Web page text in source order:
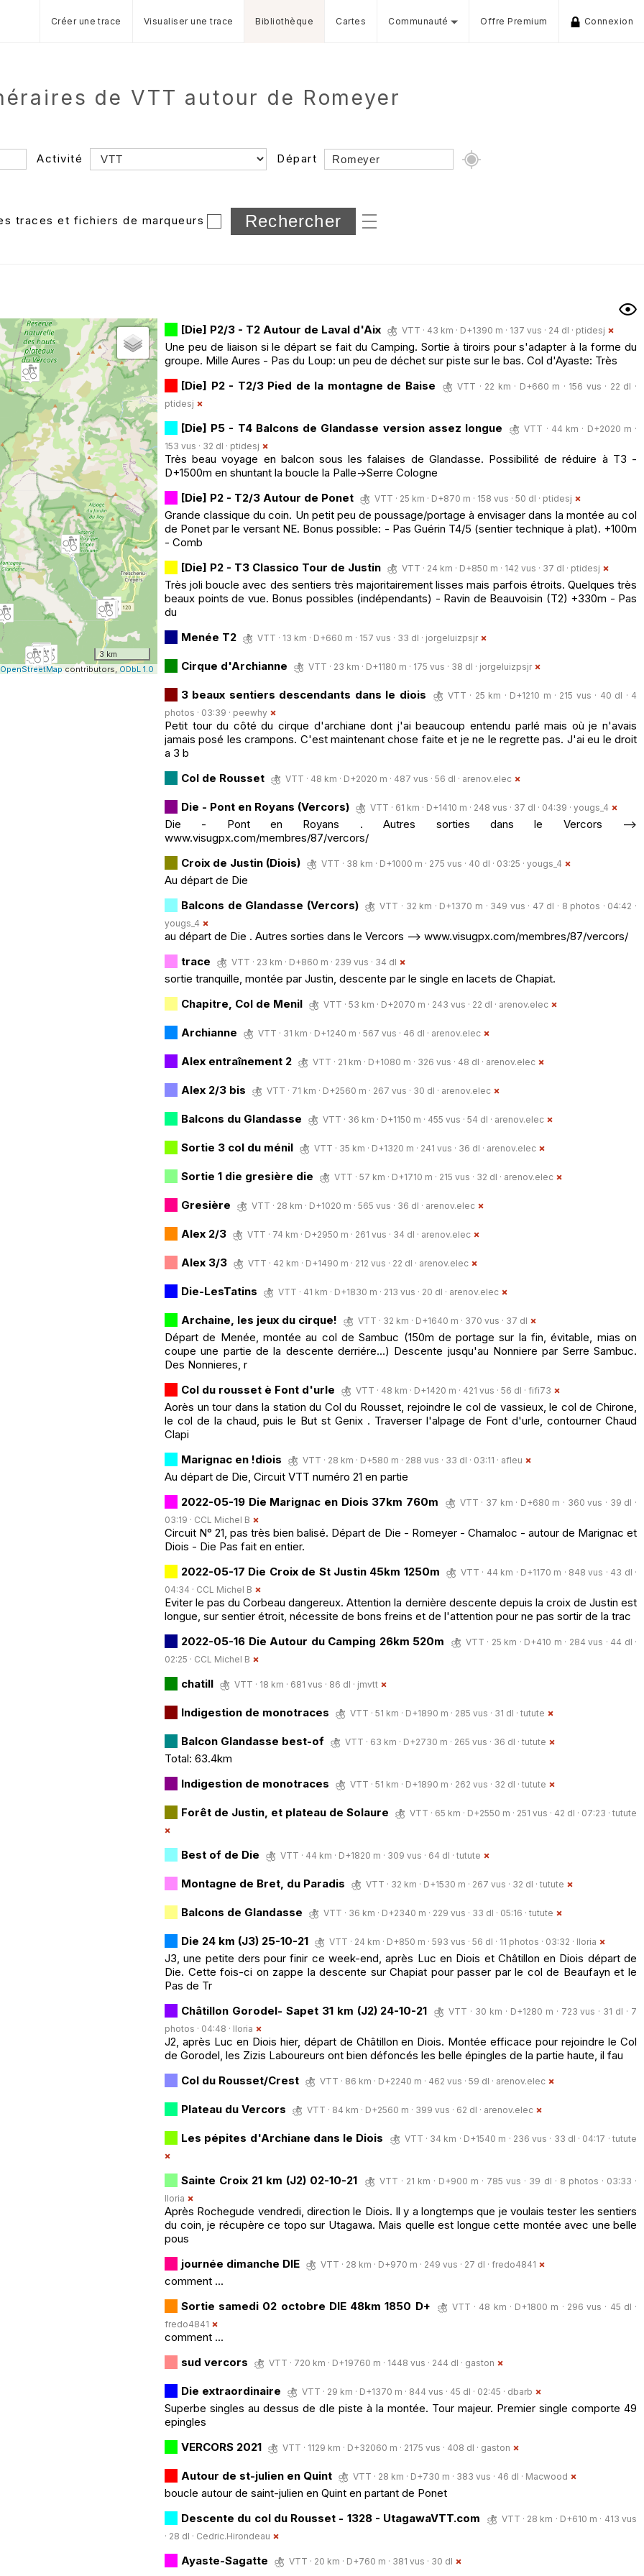
Créer une trace Visualiser une trace Bibliothèque Cartes Communauté Offre Premium Connexion
de VTT autour de Romeyer
Activité Départ
Dossier
et sous-dossiers
traces et fichiers de marqueurs
3 km
OpenStreetMapcontributors, ODbL 1.0
[Die] P2/3 - T2 Autour de Laval d'Aix VTT · 43 km · D+1390 m · 137 vus · 24 dl · ptidesj
Une peu de liaison si le départ se fait du Camping. Sortie à tiroirs pour s'adapter à la forme du
groupe. Mille Aures - Pas du Loup: un peu de déchet sur piste sur le bas. Col d'Ayaste: Très
[Die] P2 - T2/3 Pied de la montagne de Baise
VTT · 22 km · D+660 m · 156 vus · 22 dl ·
ptidesj
[Die] P5 - T4 Balcons de Glandasse version assez longue
VTT · 44 km · D+2020 m ·
153 vus · 32 dl · ptidesj
Très beau voyage en balcon sous les falaises de Glandasse. Possibilité de réduire à T3 -
D+1500m en shuntant la boucle la Palle->Serre Cologne
[Die] P2 - T2/3 Autour de Ponet
VTT · 25 km · D+870 m · 158 vus · 50 dl · ptidesj
Grande classique du coin. Un petit peu de poussage/portage à envisager dans la montée au col
de Ponet par le versant NE. Bonus possible: - Pas Guérin T4/5 (sentier technique à plat). +100m
- Comb
[Die] P2 - T3 Classico Tour de Justin
VTT · 24 km · D+850 m · 142 vus · 37 dl · ptidesj
Très joli boucle avec des sentiers très majoritairement lisses mais parfois étroits. Quelques très
beaux points de vue. Bonus possibles (indépendants) - Ravin de Beauvoisin (T2) +330m - Pas
du
Menée T2
VTT · 13 km · D+660 m · 157 vus · 33 dl · jorgeluizpsjr
Cirque d'Archianne VTT · 23 km · D+1180 m · 175 vus · 38 dl · jorgeluizpsjr
3 beaux sentiers descendants dans le diois
VTT · 25 km · D+1210 m · 215 vus · 40 dl · 4
photos · 03:39 · peewhy
Petit tour du côté du cirque d'archiane dont j'ai beaucoup entendu parlé mais où je n'avais
jamais posé les crampons. C'est maintenant chose faite et je ne le regrette pas. J'ai eu le droit
a 3 b
Col de Rousset
VTT · 48 km · D+2020 m · 487 vus · 56 dl · arenov.elec
Die - Pont en Royans (Vercors) VTT · 61 km · D+1410 m · 248 vus · 37 dl · 04:39 · yougs_4
Die - Pont en Royans . Autres sorties dans le Vercors -->
www.visugpx.com/membres/87/vercors/
Croix de Justin (Diois)
VTT · 38 km · D+1000 m · 275 vus · 40 dl · 03:25 · yougs_4
Au départ de Die
Balcons de Glandasse (Vercors)
VTT · 32 km · D+1370 m · 349 vus · 47 dl · 8 photos · 04:42 ·
yougs_4
au départ de Die . Autres sorties dans le Vercors --> www.visugpx.com/membres/87/vercors/
trace
VTT · 23 km · D+860 m · 239 vus · 34 dl
sortie tranquille, montée par Justin, descente par le single en lacets de Chapiat.
Chapitre, Col de Menil
VTT · 53 km · D+2070 m · 243 vus · 22 dl · arenov.elec
Archianne VTT · 31 km · D+1240 m · 567 vus · 46 dl · arenov.elec
Alex entraînement 2 VTT · 21 km · D+1080 m · 326 vus · 48 dl · arenov.elec
Alex 2/3 bis VTT · 71 km · D+2560 m · 267 vus · 30 dl · arenov.elec
Balcons du Glandasse VTT · 36 km · D+1150 m · 455 vus · 54 dl · arenov.elec
Sortie 3 col du ménil VTT · 35 km · D+1320 m · 241 vus · 36 dl · arenov.elec
Sortie 1 die gresière die VTT · 57 km · D+1710 m · 215 vus · 32 dl · arenov.elec
Gresière VTT · 28 km · D+1020 m · 565 vus · 36 dl · arenov.elec
Alex 2/3 VTT · 74 km · D+2950 m · 261 vus · 34 dl · arenov.elec
Alex 3/3 VTT · 42 km · D+1490 m · 212 vus · 22 dl · arenov.elec
Die-LesTatins VTT · 41 km · D+1830 m · 213 vus · 20 dl · arenov.elec
Archaine, les jeux du cirque! VTT · 32 km · D+1640 m · 370 vus · 37 dl
Départ de Menée, montée au col de Sambuc (150m de portage sur la fin, évitable, mias on
coupe une partie de la descente derriére...) Descente jusqu'au Nonniere par Serre Sambuc.
Des Nonnieres, r
Col du rousset è Font d'urle
VTT · 48 km · D+1420 m · 421 vus · 56 dl · fifi73
Aorès un tour dans la station du Col du Rousset, rejoindre le col de vassieux, le col de Chirone,
le col de la chaud, puis le But st Genix . Traverser l'alpage de Font d'urle, contourner Chaud
Clapi
Marignac en !diois
VTT · 28 km · D+580 m · 288 vus · 33 dl · 03:11 · afleu
Au départ de Die, Circuit VTT numéro 21 en partie
2022-05-19 Die Marignac en Diois 37km 760m
VTT · 37 km · D+680 m · 360 vus · 39 dl ·
03:19 · CCL Michel B
Circuit N° 21, pas très bien balisé. Départ de Die - Romeyer - Chamaloc - autour de Marignac et
Diois - Die Pas fait en entier.
2022-05-17 Die Croix de St Justin 45km 1250m
VTT · 44 km · D+1170 m · 848 vus · 43 dl ·
04:34 · CCL Michel B
Eviter le pas du Corbeau dangereux. Attention la dernière descente depuis la croix de Justin est
longue, sur sentier étroit, nécessite de bons freins et de l'attention pour ne pas sortir de la trac
2022-05-16 Die Autour du Camping 26km 520m
VTT · 25 km · D+410 m · 284 vus · 44 dl ·
02:25 · CCL Michel B
chatill VTT · 18 km · 681 vus · 86 dl · jmvtt
Indigestion de monotraces VTT · 51 km · D+1890 m · 285 vus · 31 dl · tutute
Balcon Glandasse best-of VTT · 63 km · D+2730 m · 265 vus · 36 dl · tutute
Total: 63.4km
Indigestion de monotraces
VTT · 51 km · D+1890 m · 262 vus · 32 dl · tutute
Forêt de Justin, et plateau de Solaure VTT · 65 km · D+2550 m · 251 vus · 42 dl · 07:23 · tutute
Best of de Die VTT · 44 km · D+1820 m · 309 vus · 64 dl · tutute
Montagne de Bret, du Paradis VTT · 32 km · D+1530 m · 267 vus · 32 dl · tutute
Balcons de Glandasse VTT · 36 km · D+2340 m · 229 vus · 33 dl · 05:16 · tutute
Die 24 km (J3) 25-10-21 VTT · 24 km · D+850 m · 593 vus · 56 dl · 11 photos · 03:32 · lloria
J3, une petite ders pour finir ce week-end, après Luc en Diois et Châtillon en Diois départ de
Die. Cette fois-ci on zappe la descente sur Chapiat pour passer par le col de Beaufayn et le
Pas de Tr
Châtillon Gorodel- Sapet 31 km (J2) 24-10-21
VTT · 30 km · D+1280 m · 723 vus · 31 dl · 7
photos · 04:48 · lloria
J2, après Luc en Diois hier, départ de Châtillon en Diois. Montée efficace pour rejoindre le Col
de Gorodel, les Zizis Laboureurs ont bien défoncés les belle épingles de la partie haute, il fau
Col du Rousset/Crest
VTT · 86 km · D+2240 m · 462 vus · 59 dl · arenov.elec
Plateau du Vercors VTT · 84 km · D+2560 m · 399 vus · 62 dl · arenov.elec
Les pépites d'Archiane dans le Diois VTT · 34 km · D+1540 m · 236 vus · 33 dl · 04:17 ·tutute
Sainte Croix 21 km (J2) 02-10-21
VTT · 21 km · D+900 m · 785 vus · 39 dl · 8 photos · 03:33 ·
lloria
Après Rochegude vendredi, direction le Diois. Il y a longtemps que je voulais tester les sentiers
du coin, je récupère ce topo sur Utagawa. Mais quelle est longue cette montée avec une belle
pous
journée dimanche DIE
VTT · 28 km · D+970 m · 249 vus · 27 dl · fredo4841
comment ...
Sortie samedi 02 octobre DIE 48km 1850 D+
VTT · 48 km · D+1800 m · 296 vus · 45 dl ·
fredo4841
comment ...
sud vercors
VTT · 720 km · D+19760 m · 1448 vus · 244 dl · gaston
Die extraordinaire VTT · 29 km · D+1370 m · 844 vus · 45 dl · 02:45 · dbarb
Superbe singles au dessus de dIe piste à la montée. Tour majeur. Premier single comporte 49
epingles
VERCORS 2021
VTT · 1129 km · D+32060 m · 2175 vus · 408 dl · gaston
Autour de st-julien en Quint VTT · 28 km · D+730 m · 383 vus · 46 dl · Macwood
boucle autour de saint-julien en Quint en partant de Ponet
Descente du col du Rousset - 1328 - UtagawaVTT.com
VTT · 28 km · D+610 m · 413 vus
· 28 dl · Cedric.Hirondeau
Ayaste-Sagatte VTT · 20 km · D+760 m · 381 vus · 30 dl